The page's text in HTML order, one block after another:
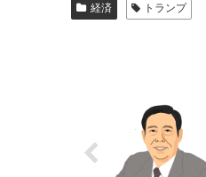
経済 トランプ